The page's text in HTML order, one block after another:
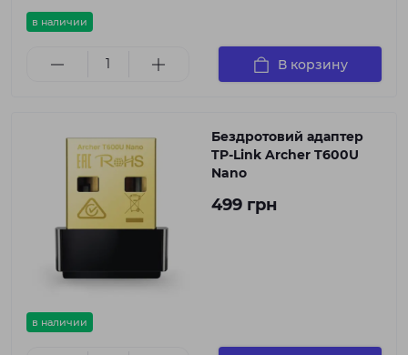
в наличии
В корзину
в наличии
Бездротовий адаптер
TP-Link Archer T600U
Nano
499 грн